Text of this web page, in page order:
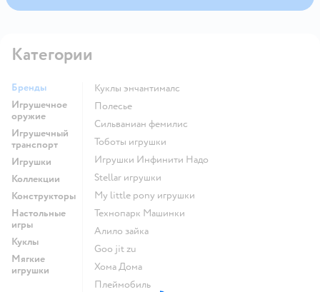
Категории
Бренды
Игрушечное
оружие
Игрушечный
транспорт
Игрушки
Коллекции
Конструкторы
Настольные
игры
Куклы
Мягкие
игрушки
Куклы энчантималс
Полесье
Сильваниан фемилис
Тоботы игрушки
Игрушки Инфинити Надо
Stellar игрушки
my little pony игрушки
Технопарк Машинки
Алило зайка
Goo jit zu
Хома Дома
Плеймобиль